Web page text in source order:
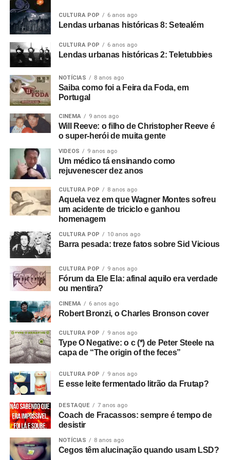
Foto: Reprodução Internet
costumava ir lá assistir bandas e o Rob acabou
empresariando uma banda chamada The Panik. Eu
estava começando como cineasta na época, autodidata,
filmando em 8mm.
E começamos um filme que não deu em nada. O show do
The Panik na última noite do Electric Circus. Estava muito
escuro e a filmagem ficou péssima. Acabou ficando de
lado. Aí o Rob me ligou e disse: “Estou empresariando
uma banda nova chamada Warsaw e me perguntou se eu
queria ir vê-los no The Factory”.
Fui vê-los no antigo Russell Club e eles foram
absolutamente incríveis; me arrepiaram. Quis fazer algo
com eles naquele instante. Fui falar com o dono da loja
de discos local e contei a ele sobre o clube Bowden Vale
em Altrincham, onde eu tinha visto inúmeras bandas em
1963-64, e disse que ele deveria voltar a promover
Mais tarde, apresentei-o ao Rob, que tinha um monte de
cópias do primeiro EP da banda que sobraram. Eles
estavam sem dinheiro, então venderam tudo para o dono
da loja de discos, e ele as colocou para tocar em Bowden
queria filmar a banda. Então, aluguei alguns andaimes e
equipamentos e fiz tudo.
Com que equipamento você filmou?Bom, tudo custou
setenta e duas libras, o que eu achei um absurdo!
a primeira câmera que tive. Usei um filme da Agfa que
lançaram na época, que tinha uma faixa de som, mas
vinha num cartucho silencioso e o som era adicionado
depois, no projetor. Então filmei sem som e gravei o áudio
num gravador de rolo. Era para sincronizar depois, mas
não funcionou! Filmei a vinte e quatro quadros por
segundo, mas só funcionou a dezoito.
CULTURA POP 6 anos ago
Lendas urbanas históricas 8: Setealém
CULTURA POP 6 anos ago
Lendas urbanas históricas 2: Teletubbies
NOTÍCIAS 8 anos ago
Saiba como foi a Feira da Foda, em
Portugal
CINEMA 9 anos ago
Will Reeve: o filho de Christopher Reeve é
o super-herói de muita gente
VIDEOS 9 anos ago
Um médico tá ensinando como
rejuvenescer dez anos
CULTURA POP 8 anos ago
Aquela vez em que Wagner Montes sofreu
um acidente de triciclo e ganhou
homenagem
CULTURA POP 10 anos ago
Barra pesada: treze fatos sobre Sid Vicious
CULTURA POP 9 anos ago
Fórum da Ele Ela: afinal aquilo era verdade
ou mentira?
CINEMA 6 anos ago
Robert Bronzi, o Charles Bronson cover
CULTURA POP 9 anos ago
Type O Negative: o c (*) de Peter Steele na
capa de “The origin of the feces”
CULTURA POP 9 anos ago
E esse leite fermentado litrão da Frutap?
DESTAQUE 7 anos ago
Coach de Fracassos: sempre é tempo de
desistir
NOTÍCIAS 8 anos ago
Cegos têm alucinação quando usam LSD?